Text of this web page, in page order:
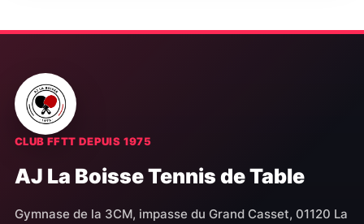
CLUB FFTT DEPUIS 1975
AJ La Boisse Tennis de Table
Gymnase de la 3CM, impasse du Grand Casset, 01120 La